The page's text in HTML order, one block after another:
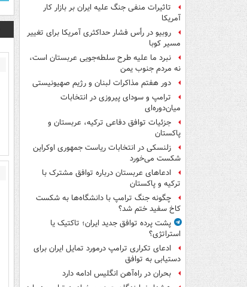
تاثیرات منفی جنگ علیه ایران بر بازار کار
آمریکا
روبیو در رأس فشار حداکثری آمریکا برای تغییر
مسیر کوبا
نبرد ما علیه طرح سلطه‌جویی عربستان است،
نه مردم جنوب یمن
دور هفتم مذاکرات لبنان و رژیم صهیونیستی
ترامپ و سودای پیروزی در انتخابات
میان‌دوره‌ای
جزئیات توافق دفاعی ترکیه، عربستان و
پاکستان
زلنسکی در انتخابات ریاست جمهوری اوکراین
شکست می‌خورد
ادعاهای عربستان درباره توافق مشترک با
ترکیه و پاکستان
چگونه جنگ ترامپ با دانشگاه‌ها به شکست
کاخ سفید ختم شد؟
پشت پرده توافق جدید ایران؛ تاکتیک یا
استراتژی؟
ادعای تکراری ترامپ درمورد تمایل ایران برای
دستیابی به توافق
بحران در راه‌آهن انگلیس ادامه دارد